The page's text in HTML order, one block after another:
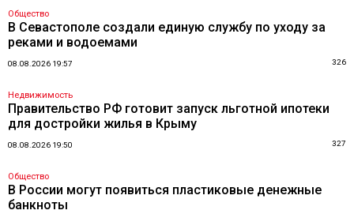
Общество
В Севастополе создали единую службу по уходу за
реками и водоемами
08.08.2026 19:57 326
Недвижимость
Правительство РФ готовит запуск льготной ипотеки
для достройки жилья в Крыму
08.08.2026 19:50 327
Общество
В России могут появиться пластиковые денежные
банкноты